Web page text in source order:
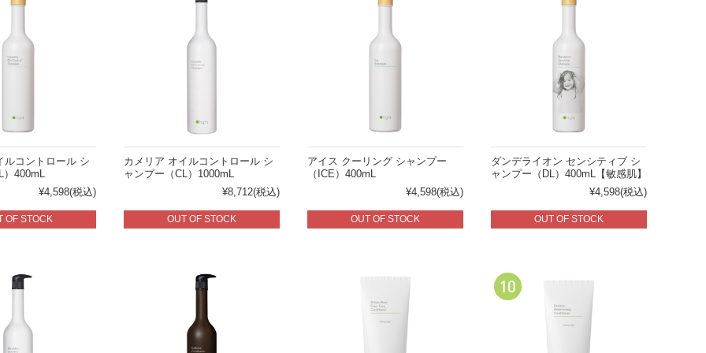
ルコントロール シ
400mL
¥4,598(税込)
OF STOCK
カメリア オイルコントロール シ
ャンプー（CL）1000mL
¥8,712(税込)
OUT OF STOCK
アイス クーリング シャンプー
（ICE）400mL
¥4,598(税込)
OUT OF STOCK
ダンデライオン センシティブ シ
ャンプー（DL）400mL【敏感肌】
¥4,598(税込)
OUT OF STOCK